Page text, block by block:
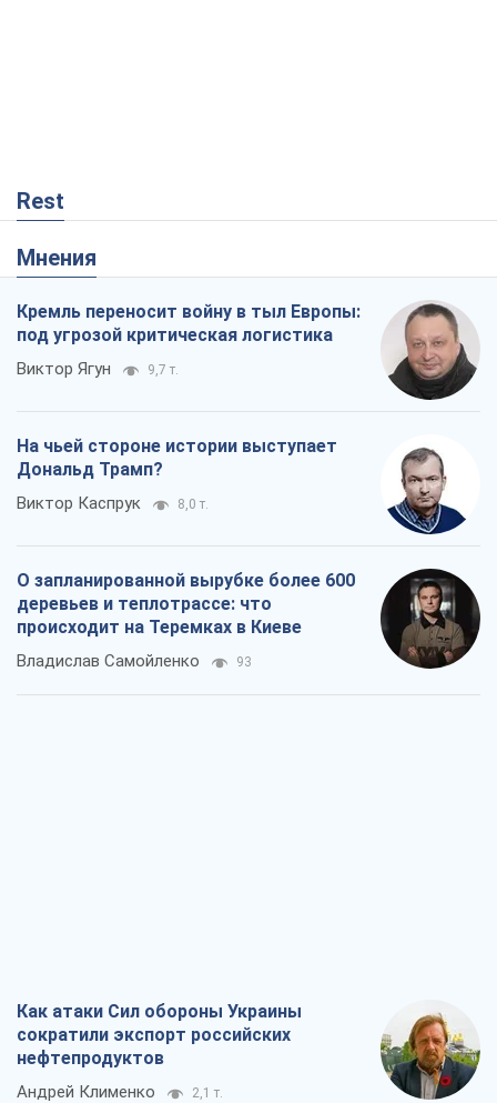
Rest
Мнения
Кремль переносит войну в тыл Европы:
под угрозой критическая логистика
Виктор Ягун 9,7 т.
На чьей стороне истории выступает
Дональд Трамп?
Виктор Каспрук 8,0 т.
О запланированной вырубке более 600
деревьев и теплотрассе: что
происходит на Теремках в Киеве
Владислав Самойленко 93
Как атаки Сил обороны Украины
сократили экспорт российских
нефтепродуктов
Андрей Клименко 2,1 т.